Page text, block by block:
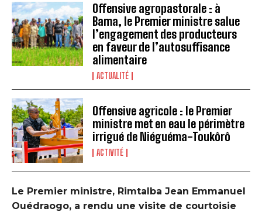
Offensive agropastorale : à
Bama, le Premier ministre salue
l’engagement des producteurs
en faveur de l’autosuffisance
alimentaire
ACTUALITÉ
Offensive agricole : le Premier
ministre met en eau le périmètre
irrigué de Niéguéma-Toukôrô
ACTIVITÉ
‎Le Premier ministre, Rimtalba Jean Emmanuel
Ouédraogo, a rendu une visite de courtoisie